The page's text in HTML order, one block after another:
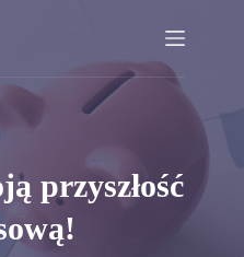
przyszłość